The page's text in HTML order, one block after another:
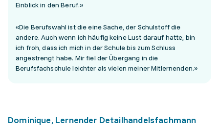
Einblick in den Beruf.»
«Die Berufswahl ist die eine Sache, der Schulstoff die
andere. Auch wenn ich häufig keine Lust darauf hatte, bin
ich froh, dass ich mich in der Schule bis zum Schluss
angestrengt habe. Mir fiel der Übergang in die
Berufsfachschule leichter als vielen meiner Mitlernenden.»
Dominique, Lernender Detailhandelsfachmann